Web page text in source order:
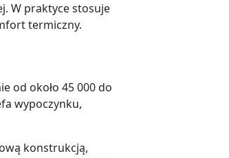
W praktyce stosuje
termiczny.
od około 45 000 do
wypoczynku,
konstrukcją,